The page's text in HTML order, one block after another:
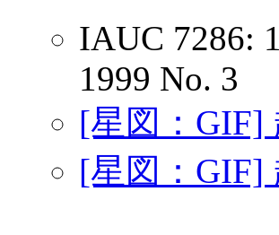
IAUC 7286:
1999 No. 3
[星図：GIF]
[星図：GIF]